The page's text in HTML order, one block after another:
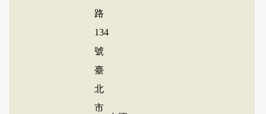
路
134
號
臺
北
市